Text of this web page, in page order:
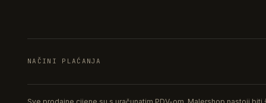
NAČINI PLAĆANJA